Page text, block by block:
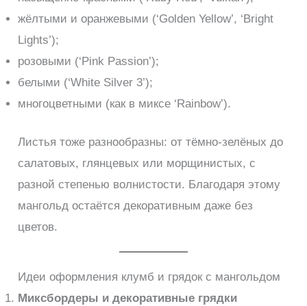
жёлтыми и оранжевыми (‘Golden Yellow’, ‘Bright
Lights’);
розовыми (‘Pink Passion’);
белыми (‘White Silver 3’);
многоцветными (как в миксе ‘Rainbow’).
Листья тоже разнообразны: от тёмно-зелёных до
салатовых, глянцевых или морщинистых, с
разной степенью волнистости. Благодаря этому
мангольд остаётся декоративным даже без
цветов.
Идеи оформления клумб и грядок с мангольдом
Миксбордеры и декоративные грядки